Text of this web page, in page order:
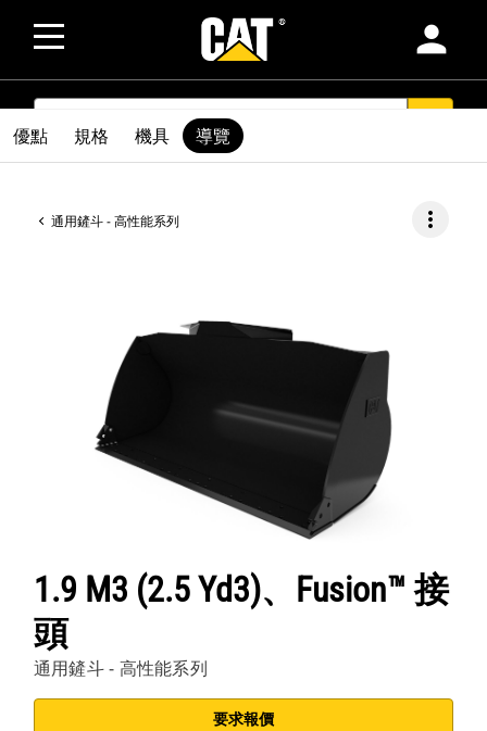
person
SEARCH
通用鏟斗 - 高性能系列 more_vert
1.9 M3 (2.5 Yd3)、Fusion™ 接
頭
通用鏟斗 - 高性能系列
要求報價
優點 規格 機具 導覽